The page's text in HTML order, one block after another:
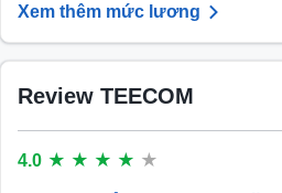
Xem thêm mức lương
Review TEECOM
4.0 ★ ★ ★ ★ ★